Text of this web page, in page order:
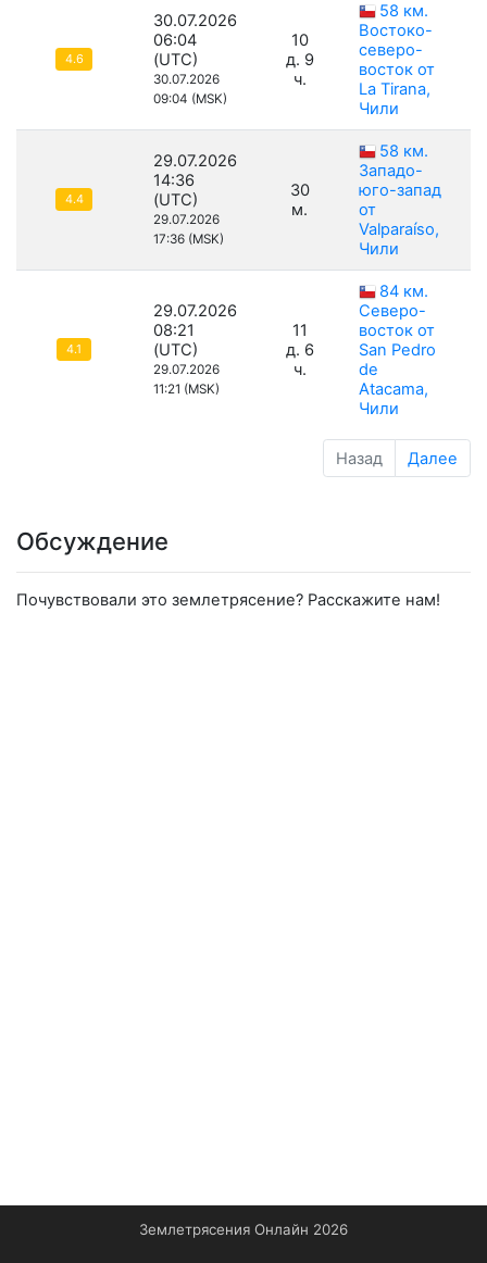
4.6
30.07.2026
06:04
(UTC)
30.07.2026
09:04 (MSK)
10
д. 9
ч.
58 км.
Востоко-
северо-
восток от
La Tirana,
Чили
4.4
29.07.2026
14:36
(UTC)
29.07.2026
17:36 (MSK)
30
м.
58 км.
Западо-
юго-запад
от
Valparaíso,
Чили
4.1
29.07.2026
08:21
(UTC)
29.07.2026
11:21 (MSK)
11
д. 6
ч.
84 км.
Северо-
восток от
San Pedro
de
Atacama,
Чили
Назад Далее
Обсуждение
Почувствовали это землетрясение? Расскажите нам!
Землетрясения Онлайн 2026